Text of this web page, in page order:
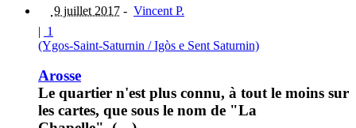
9 juillet 2017 - Vincent P.
| 1
(Ygos-Saint-Saturnin / Igòs e Sent Saturnin)
Arosse
Le quartier n'est plus connu, à tout le moins sur
les cartes, que sous le nom de "La